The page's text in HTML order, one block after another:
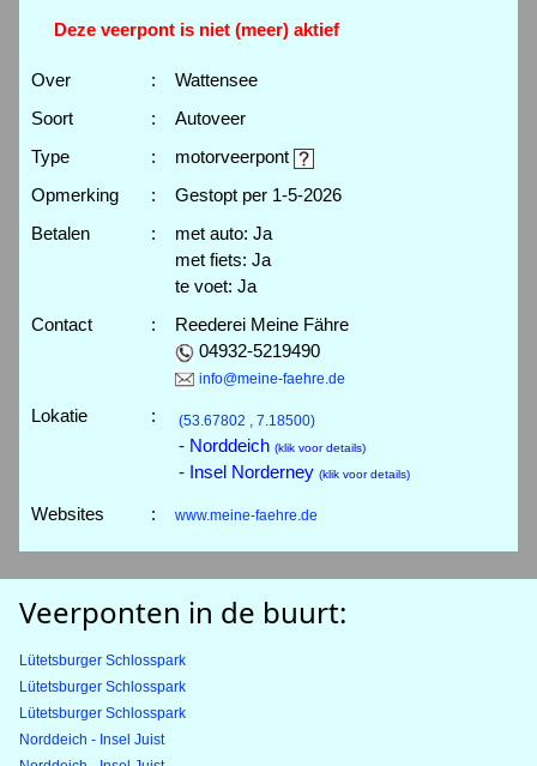
Deze veerpont is niet (meer) aktief
Over :
Wattensee
Soort
:
Autoveer
Type
:
motorveerpont
Opmerking
:
Gestopt per 1-5-2026
Betalen
:
met auto: Ja
met fiets: Ja
te voet: Ja
Contact
:
Reederei Meine Fähre
04932-5219490
info@meine-faehre.de
Lokatie : (53.67802 , 7.18500)
- Norddeich (klik voor details)
- Insel Norderney (klik voor details)
Websites : www.meine-faehre.de
Veerponten in de buurt:
Lütetsburger Schlosspark
Lütetsburger Schlosspark
Lütetsburger Schlosspark
Norddeich - Insel Juist